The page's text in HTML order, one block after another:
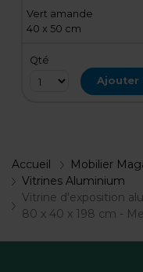
Vert amande
40 x 50 cm
Qté
Ajouter
Accueil Mobilier
Vitrines Aluminium
Vitrine d'exposition
80 x 40 x 198 cm -